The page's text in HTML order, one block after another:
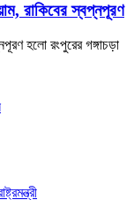
রাকিবের স্বপ্নপূরণ
হলো রংপুরের গঙ্গাচড়া